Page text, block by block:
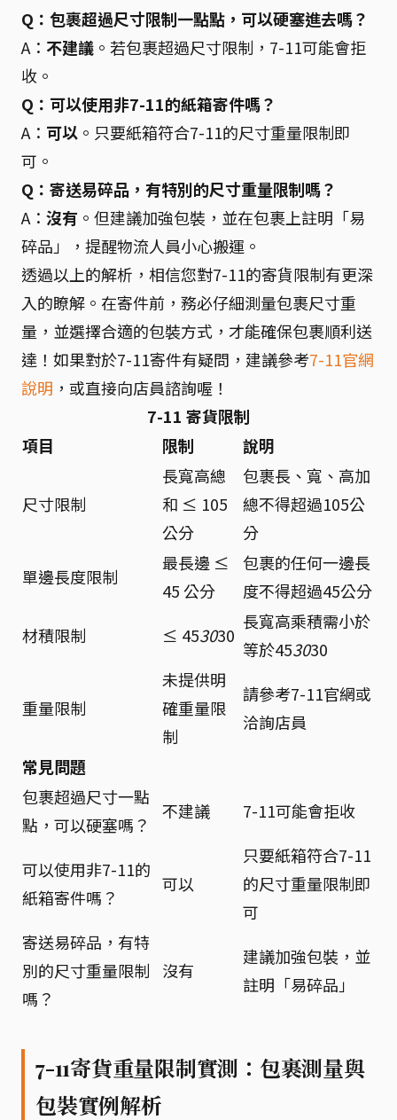
Q：包裹超過尺寸限制一點點，可以硬塞進去嗎？
A： 不建議 。若包裹超過尺寸限制，7-11可能會拒
收。
Q：可以使用非7-11的紙箱寄件嗎？
A： 可以 。只要紙箱符合7-11的尺寸重量限制即
可。
Q：寄送易碎品，有特別的尺寸重量限制嗎？
A： 沒有 。但建議加強包裝，並在包裹上註明「易
碎品」，提醒物流人員小心搬運。
透過以上的解析，相信您對7-11的寄貨限制有更深
入的瞭解。在寄件前，務必仔細測量包裹尺寸重
量，並選擇合適的包裝方式，才能確保包裹順利送
達！如果對於7-11寄件有疑問，建議參考7-11官網
說明 ，或直接向店員諮詢喔！
7-11 寄貨限制
項目
限制 說明
尺寸限制
長寬高總
和 ≤ 105
公分
包裹長、寬、高加
總不得超過105公
分
單邊長度限制
最長邊 ≤
45 公分
包裹的任何一邊長
度不得超過45公分
材積限制
≤ 453030
長寬高乘積需小於
等於453030
重量限制
未提供明
確重量限
制
請參考7-11官網或
洽詢店員
常見問題
包裹超過尺寸一點
點，可以硬塞嗎？
不建議 7-11可能會拒收
可以使用非7-11的
紙箱寄件嗎？
可以
只要紙箱符合7-11
的尺寸重量限制即
可
寄送易碎品，有特
別的尺寸重量限制
嗎？
沒有
建議加強包裝，並
註明「易碎品」
7-11寄貨重量限制實測：包裹測量與
包裝實例解析